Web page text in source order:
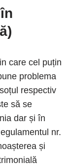
care cel puțin
problema
respectiv
să se
dar și în
nr.
și